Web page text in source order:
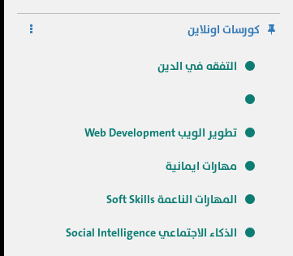
كورسات اونلاين
التفقه في الدين
تطوير الويب Web Development
مهارات ايمانية
المهارات الناعمة Soft Skills
الذكاء الاجتماعي Social Intelligence